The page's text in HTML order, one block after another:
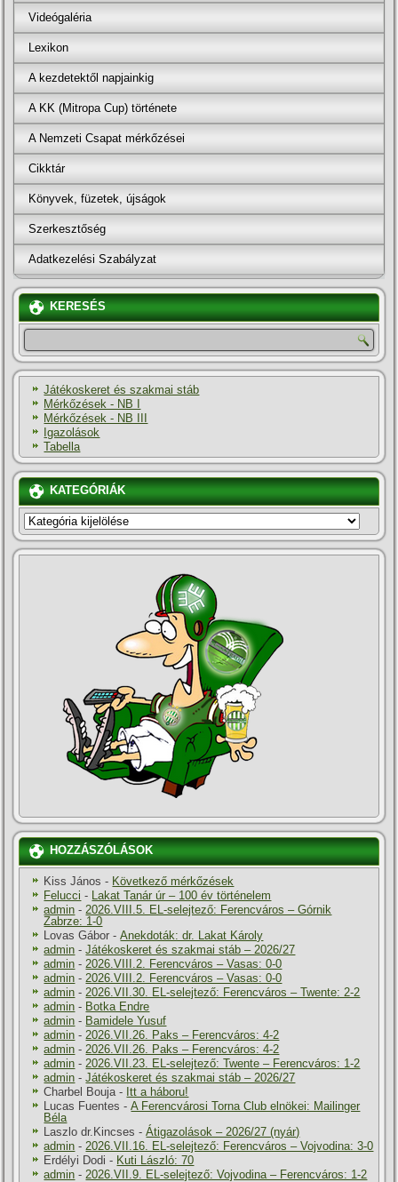
Videógaléria
Lexikon
A kezdetektől napjainkig
A KK (Mitropa Cup) története
A Nemzeti Csapat mérkőzései
Cikktár
Könyvek, füzetek, újságok
Szerkesztőség
Adatkezelési Szabályzat
KERESÉS
Játékoskeret és szakmai stáb
Mérkőzések - NB I
Mérkőzések - NB III
Igazolások
Tabella
KATEGÓRIÁK
KATEGÓRIÁK
HOZZÁSZÓLÁSOK
Kiss János - Következő mérkőzések
Felucci - Lakat Tanár úr – 100 év történelem
admin - 2026.VIII.5. EL-selejtező: Ferencváros – Górnik
Zabrze: 1-0
Lovas Gábor -Anekdoták: dr. Lakat Károly
admin -Játékoskeret és szakmai stáb – 2026/27
admin - 2026.VIII.2. Ferencváros – Vasas: 0-0
admin - 2026.VIII.2. Ferencváros – Vasas: 0-0
admin - 2026.VII.30. EL-selejtező: Ferencváros – Twente: 2-2
admin - Botka Endre
admin - Bamidele Yusuf
admin - 2026.VII.26. Paks – Ferencváros: 4-2
admin - 2026.VII.26. Paks – Ferencváros: 4-2
admin - 2026.VII.23. EL-selejtező: Twente – Ferencváros: 1-2
admin -Játékoskeret és szakmai stáb – 2026/27
Charbel Bouja - Itt a háboru!
Lucas Fuentes -A Ferencvárosi Torna Club elnökei: Mailinger
Béla
Laszlo dr.Kincses -Átigazolások – 2026/27 (nyár)
admin - 2026.VII.16. EL-selejtező: Ferencváros – Vojvodina: 3-0
Erdélyi Dodi - Kuti László: 70
admin - 2026.VII.9. EL-selejtező: Vojvodina – Ferencváros: 1-2